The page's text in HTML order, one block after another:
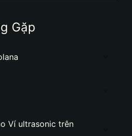
Gặp
Ví ultrasonic trên